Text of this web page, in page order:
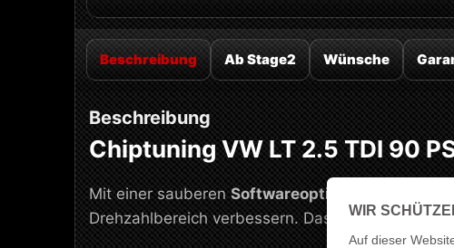
Beschreibung Ab Stage2 Wünsche
Beschreibung
Chiptuning VW LT 2.5 TDI 90
Mit einer sauberen Softwareoptimierung
lässt
Drehzahlbereich verbessern. Das Ergebnis ist